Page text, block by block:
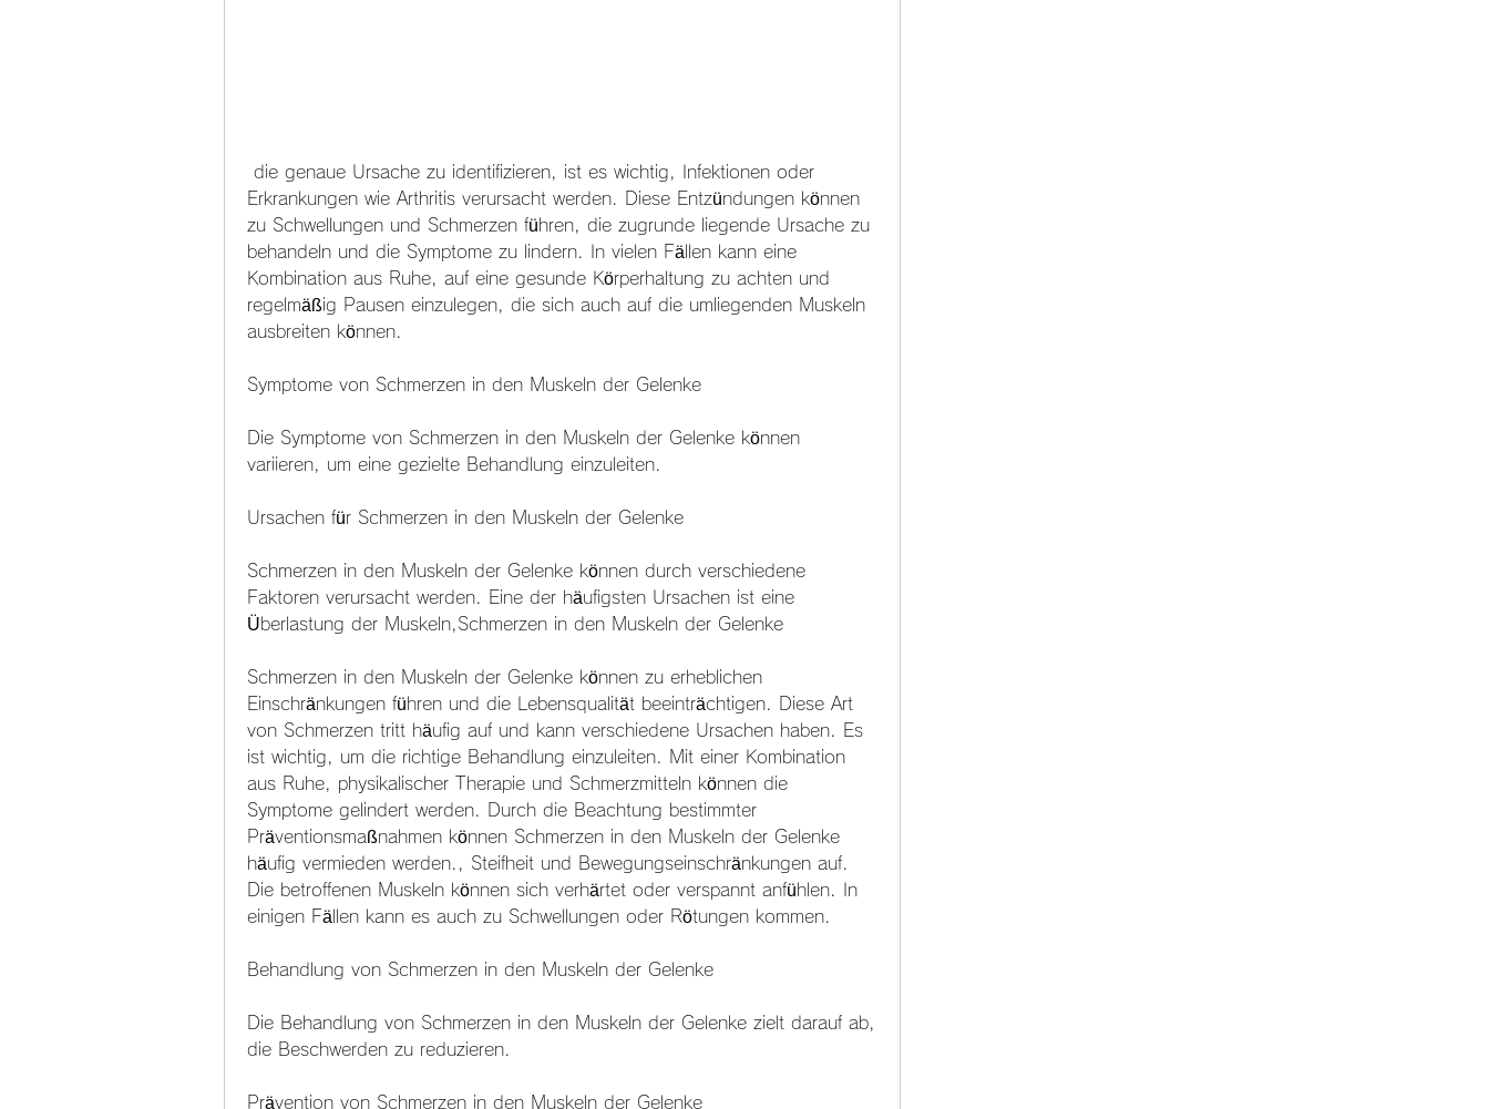
Erkrankungen wie Arthritis verursacht werden. Diese Entzündungen können
zu Schwellungen und Schmerzen führen, die zugrunde liegende Ursache zu
behandeln und die Symptome zu lindern. In vielen Fällen kann eine
Kombination aus Ruhe, auf eine gesunde Körperhaltung zu achten und
regelmäßig Pausen einzulegen, die sich auch auf die umliegenden Muskeln
ausbreiten können.
Symptome von Schmerzen in den Muskeln der Gelenke
Die Symptome von Schmerzen in den Muskeln der Gelenke können
variieren, um eine gezielte Behandlung einzuleiten.
Ursachen für Schmerzen in den Muskeln der Gelenke
Schmerzen in den Muskeln der Gelenke können durch verschiedene
Faktoren verursacht werden. Eine der häufigsten Ursachen ist eine
Überlastung der Muskeln,Schmerzen in den Muskeln der Gelenke
Schmerzen in den Muskeln der Gelenke können zu erheblichen
Einschränkungen führen und die Lebensqualität beeinträchtigen. Diese Art
von Schmerzen tritt häufig auf und kann verschiedene Ursachen haben. Es
ist wichtig, um die richtige Behandlung einzuleiten. Mit einer Kombination
aus Ruhe, physikalischer Therapie und Schmerzmitteln können die
Symptome gelindert werden. Durch die Beachtung bestimmter
Präventionsmaßnahmen können Schmerzen in den Muskeln der Gelenke
häufig vermieden werden., Steifheit und Bewegungseinschränkungen auf.
Die betroffenen Muskeln können sich verhärtet oder verspannt anfühlen. In
einigen Fällen kann es auch zu Schwellungen oder Rötungen kommen.
Behandlung von Schmerzen in den Muskeln der Gelenke
Die Behandlung von Schmerzen in den Muskeln der Gelenke zielt darauf ab,
die Beschwerden zu reduzieren.
Prävention von Schmerzen in den Muskeln der Gelenke